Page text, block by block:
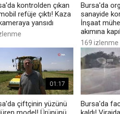
kontrolden çıkan
refüje çıktı! Kaza
yansıdı
Bursa'da
sanayide
İnşaat
akımına
169 izlenme
01:17
çiftçinin yüzünü
Bursa'da